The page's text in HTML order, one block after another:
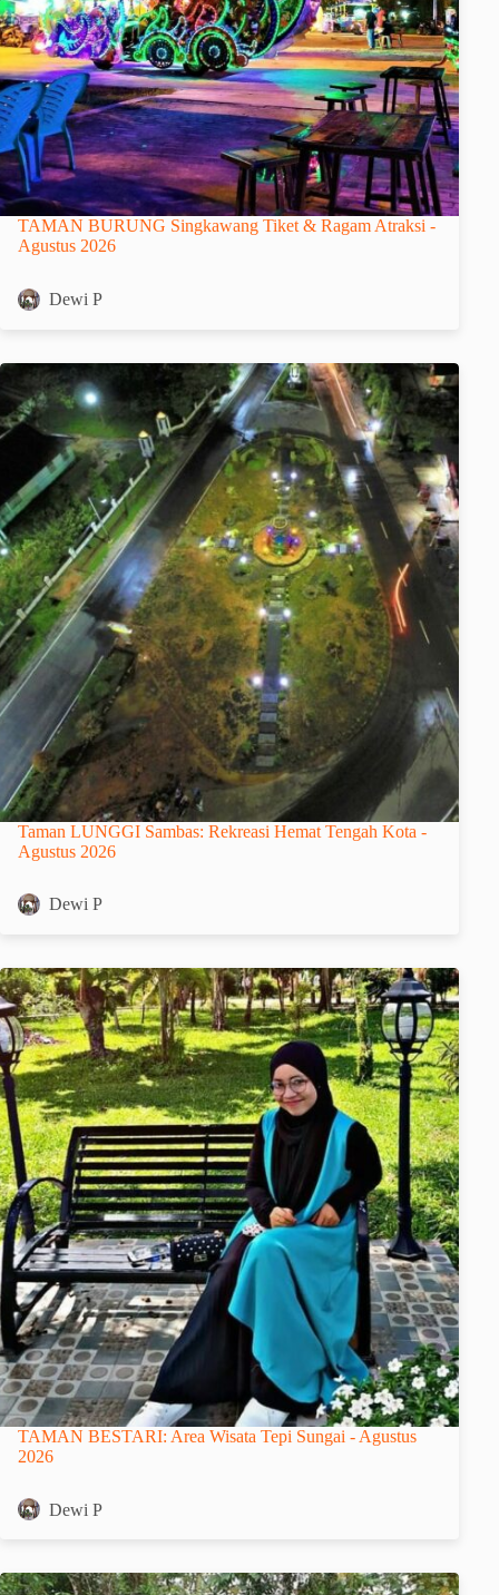
TAMAN BURUNG Singkawang Tiket & Ragam Atraksi -
Agustus 2026
Dewi P
Taman LUNGGI Sambas: Rekreasi Hemat Tengah Kota -
Agustus 2026
Dewi P
TAMAN BESTARI: Area Wisata Tepi Sungai - Agustus
2026
Dewi P